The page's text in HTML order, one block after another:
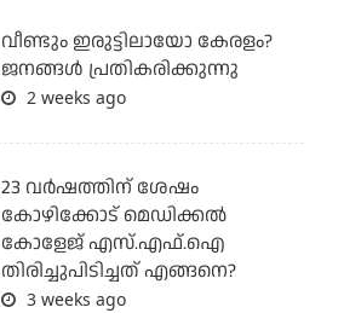
വീണ്ടും ഇരുട്ടിലായോ കേരളം?
ജനങ്ങൾ പ്രതികരിക്കുന്നു
2 weeks ago
23 വർഷത്തിന് ശേഷം
കോഴിക്കോട് മെഡിക്കൽ
കോളേജ് എസ്.എഫ്.ഐ
തിരിച്ചുപിടിച്ചത് എങ്ങനെ?
3 weeks ago